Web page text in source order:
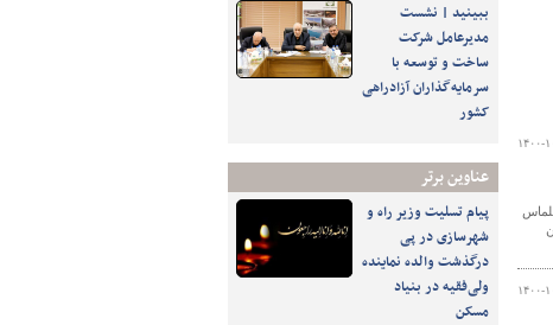
ببینید | نشست
مدیرعامل شرکت
ساخت و توسعه با
سرمایه‌گذاران آزادراهی
کشور
عناوین برتر
پیام تسلیت وزیر راه و
شهرسازی در پی
درگذشت والده نماینده
ولی‌فقیه در بنیاد
مسکن
۰۹:۰۲
شهرستان سلماس‌
۰۹:۰۱